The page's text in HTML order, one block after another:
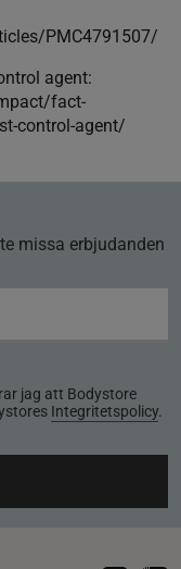
PMC4791507/
agent:
fact-
control-agent/
missa erbjudanden
jag att Bodystore
Integritetspolicy.